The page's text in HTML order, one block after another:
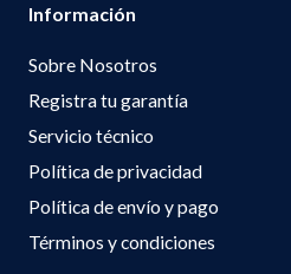
Información
Sobre Nosotros
Registra tu garantía
Servicio técnico
Política de privacidad
Política de envío y pago
Términos y condiciones